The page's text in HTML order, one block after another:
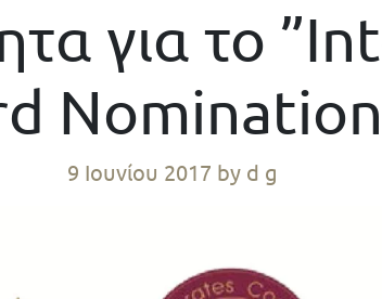
για το
9 Ιουνίου 2017 by d g